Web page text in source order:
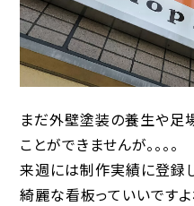
まだ外壁塗装の養生や足
ことができませんが。。。。
来週には制作実績に登録
綺麗な看板っていいです